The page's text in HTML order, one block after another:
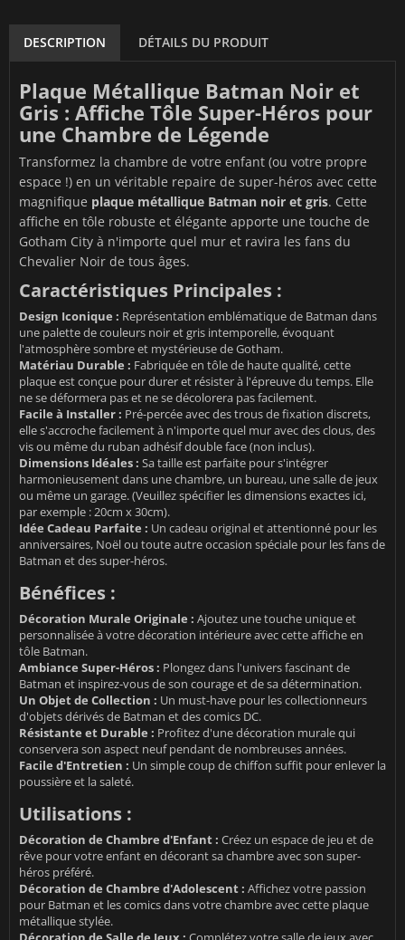
DESCRIPTION DÉTAILS DU PRODUIT
Plaque Métallique Batman Noir et
Gris : Affiche Tôle Super-Héros pour
une Chambre de Légende
Transformez la chambre de votre enfant (ou votre propre
espace !) en un véritable repaire de super-héros avec cette
magnifique plaque métallique Batman noir et gris. Cette
affiche en tôle robuste et élégante apporte une touche de
Gotham City à n'importe quel mur et ravira les fans du
Chevalier Noir de tous âges.
Caractéristiques Principales :
Design Iconique : Représentation emblématique de Batman dans
une palette de couleurs noir et gris intemporelle, évoquant
l'atmosphère sombre et mystérieuse de Gotham.
Matériau Durable : Fabriquée en tôle de haute qualité, cette
plaque est conçue pour durer et résister à l'épreuve du temps. Elle
ne se déformera pas et ne se décolorera pas facilement.
Facile à Installer : Pré-percée avec des trous de fixation discrets,
elle s'accroche facilement à n'importe quel mur avec des clous, des
vis ou même du ruban adhésif double face (non inclus).
Dimensions Idéales : Sa taille est parfaite pour s'intégrer
harmonieusement dans une chambre, un bureau, une salle de jeux
ou même un garage. (Veuillez spécifier les dimensions exactes ici,
par exemple : 20cm x 30cm).
Idée Cadeau Parfaite : Un cadeau original et attentionné pour les
anniversaires, Noël ou toute autre occasion spéciale pour les fans de
Batman et des super-héros.
Bénéfices :
Décoration Murale Originale : Ajoutez une touche unique et
personnalisée à votre décoration intérieure avec cette affiche en
tôle Batman.
Ambiance Super-Héros : Plongez dans l'univers fascinant de
Batman et inspirez-vous de son courage et de sa détermination.
Un Objet de Collection : Un must-have pour les collectionneurs
d'objets dérivés de Batman et des comics DC.
Résistante et Durable : Profitez d'une décoration murale qui
conservera son aspect neuf pendant de nombreuses années.
Facile d'Entretien : Un simple coup de chiffon suffit pour enlever la
poussière et la saleté.
Utilisations :
Décoration de Chambre d'Enfant : Créez un espace de jeu et de
rêve pour votre enfant en décorant sa chambre avec son super-
héros préféré.
Décoration de Chambre d'Adolescent : Affichez votre passion
pour Batman et les comics dans votre chambre avec cette plaque
métallique stylée.